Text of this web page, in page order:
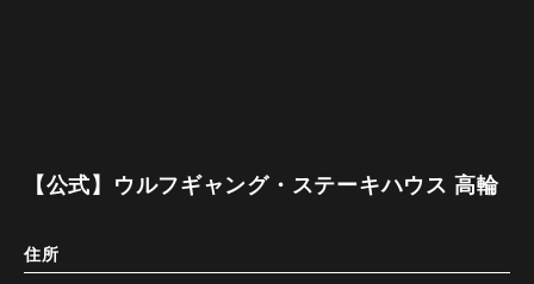
【公式】ウルフギャング・ステーキハウス 高輪
住所